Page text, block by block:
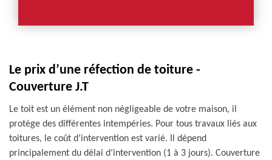
Le prix d’une réfection de toiture -
Couverture J.T
Le toit est un élément non négligeable de votre maison, il
protège des différentes intempéries. Pour tous travaux liés aux
toitures, le coût d’intervention est varié. Il dépend
principalement du délai d’intervention (1 à 3 jours). Couverture